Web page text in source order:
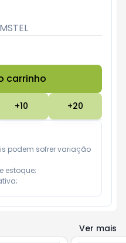
carrinho
+10 +20
podem sofrer variação
estoque;
Ver mais